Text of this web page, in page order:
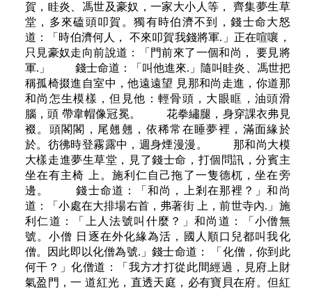
賀，眭炎、馮世及豪奴，一家大小人等， 齊集夢生草
堂，多來磕頭叩賀。獨有時伯濟不到，錢士命大怒
道：「時伯濟何人， 不來叩賀我錢將軍.」正在喧嚷，
只見豪奴走向前說道：「門前來了一個和尚， 要見將
軍.」 錢士命道：「叫他進來.」隨叫眭炎、馮世把
稱孤椅掇進自室中，他遠遠望 見那和尚走進，你道那
和尚怎生模樣，但見他：輕骨頭，大眼眶，油頭滑
腦，頭 帶韋帽像冠冕。 花拳繡腿，身穿課衣弗見
裰。頭閣閣，尾翹翹，依稀常在睡夢裡，滿面緣於
於。彷彿時登霧露中，週身煙漫漫。 那和尚大模
大樣走進夢生草堂，見了錢士命，打個問訊，分賓主
坐在有主椅 上。施利仁自己拖了一隻德杌，坐在旁
邊。 錢士命道：「和尚，上剎在那裡？」和尚
道：「小處在大排場右首，弗著街 上，前世寺內.」施
利仁道：「上人法號叫什麼？」和尚道：「小僧無
號。小僧 日逐在外化緣為活，國人順口兒都叫我化
僧。因此即以化僧為號.」錢士命道： 「化僧，你到此
何干？」化僧道：「我方才打從此間經過，見府上財
氣盈門，一 道紅光，直透天庭，必有寶貝在府。但紅